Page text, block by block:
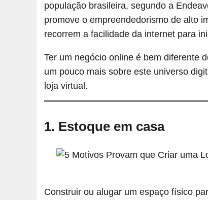
população brasileira, segundo a
promove o empreendedorismo de alto
recorrem a facilidade da internet para
Ter um negócio online é bem diferente
um pouco mais sobre este universo
loja virtual.
1. Estoque em casa
Construir ou alugar um espaço físico